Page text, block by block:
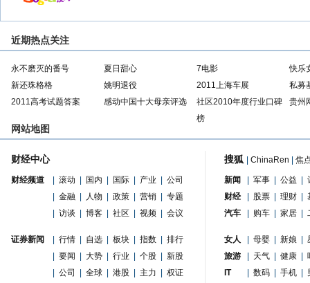
近期热点关注
永不磨灭的番号 夏日甜心 7电影
快乐
新还珠格格
姚明退役 2011上海车展
私募
2011高考试题答案
感动中国十大母亲评选
社区2010年度行业口碑
榜
贵州
网站地图
财经中心
财经频道 滚动 国内 国际 产业
公司
金融 人物 政策 营销
专题
访谈 博客 社区 视频 会议
证券新闻 行情 自选 板块 指数
排行
要闻 大势 行业 个股
新股
公司 全球 港股 主力 权证
搜狐 ChinaRen 焦
新闻 军事 公益
财经
股票 理财
汽车
购车 家居
女人 母婴 新娘
旅游
天气 健康
IT
数码 手机